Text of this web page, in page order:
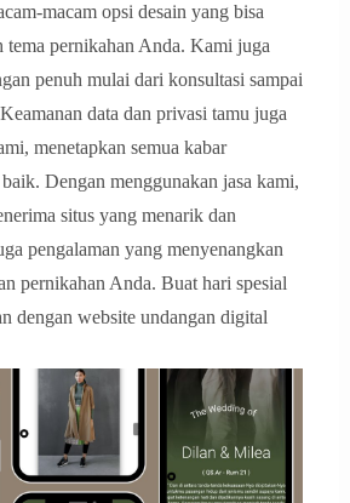
macam opsi desain yang bisa
tema pernikahan Anda. Kami juga
penuh mulai dari konsultasi sampai
data dan privasi tamu juga
menetapkan semua kabar
Dengan menggunakan jasa kami,
situs yang menarik dan
pengalaman yang menyenangkan
pernikahan Anda. Buat hari spesial
dengan website undangan digital